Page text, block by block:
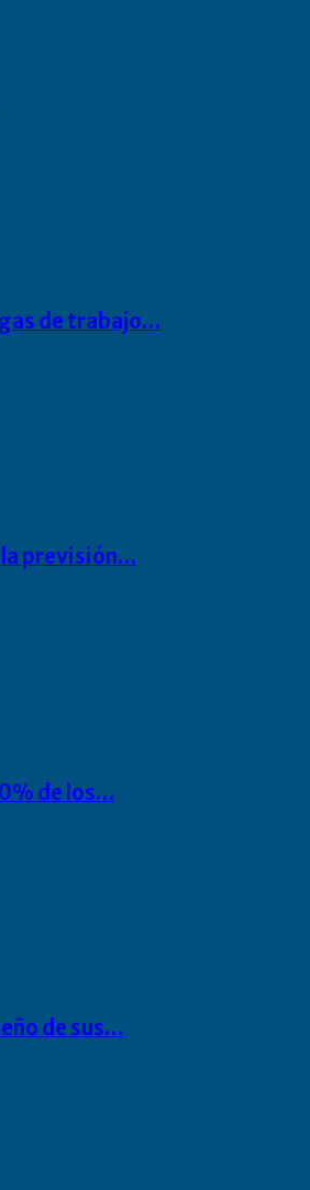
de trabajo…
la previsión…
de los…
de sus…